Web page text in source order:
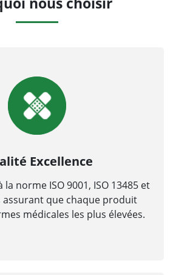
Excellence
norme ISO 9001, ISO 13485 et
assurant que chaque produit
médicales les plus élevées.